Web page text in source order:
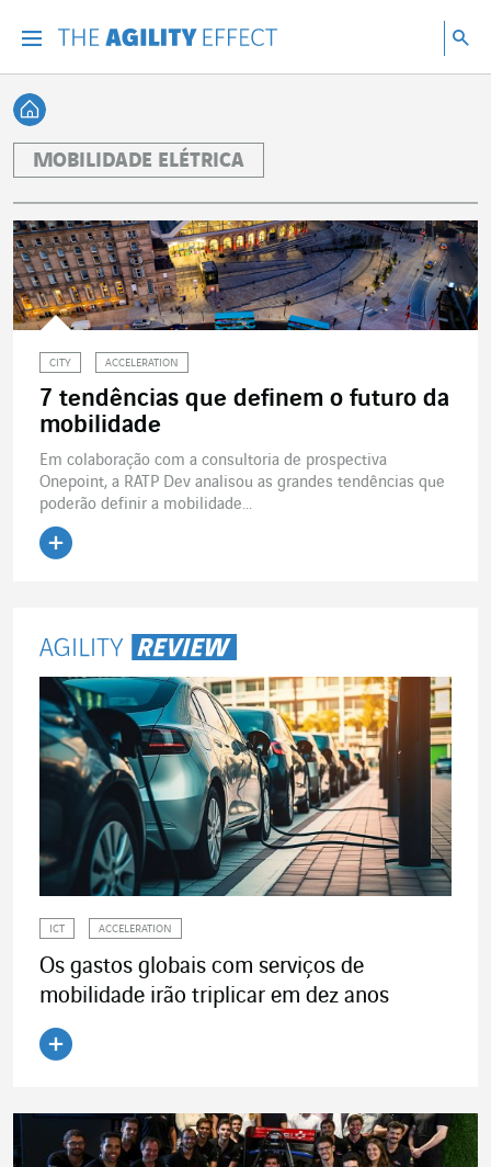
Voltar à página inicial
MOBILIDADE ELÉTRICA
CITY ACCELERATION
7 tendências que definem o futuro da
mobilidade
Em colaboração com a consultoria de prospectiva
Onepoint, a RATP Dev analisou as grandes tendências que
poderão definir a mobilidade...
ICT ACCELERATION
Os gastos globais com serviços de
mobilidade irão triplicar em dez anos